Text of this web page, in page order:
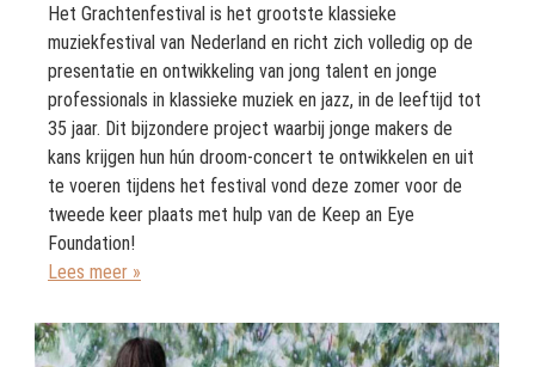
Het Grachtenfestival is het grootste klassieke
muziekfestival van Nederland en richt zich volledig op de
presentatie en ontwikkeling van jong talent en jonge
professionals in klassieke muziek en jazz, in de leeftijd tot
35 jaar. Dit bijzondere project waarbij jonge makers de
kans krijgen hun hún droom-concert te ontwikkelen en uit
te voeren tijdens het festival vond deze zomer voor de
tweede keer plaats met hulp van de Keep an Eye
Foundation!
Lees meer »